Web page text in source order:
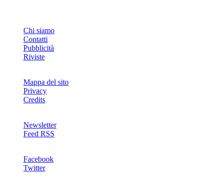
Chi siamo
Contatti
Pubblicità
Riviste
Mappa del sito
Privacy
Credits
Newsletter
Feed RSS
Facebook
Twitter